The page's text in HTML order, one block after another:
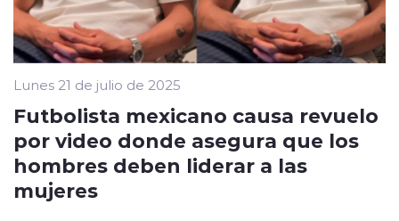
Lunes 21 de julio de 2025
Futbolista mexicano causa revuelo
por video donde asegura que los
hombres deben liderar a las
mujeres